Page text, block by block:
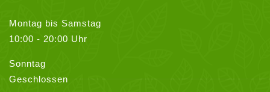
Montag bis Samstag
10:00 - 20:00 Uhr
Sonntag
Geschlossen